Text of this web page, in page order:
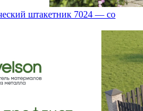
штакетник 7024 — со